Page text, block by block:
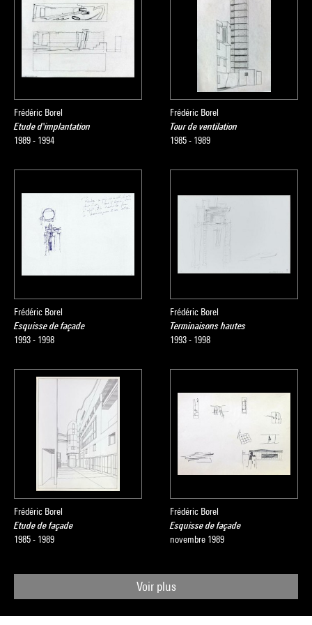
Frédéric Borel
Etude d'implantation
1989 - 1994
Frédéric Borel
Tour de ventilation
1985 - 1989
Frédéric Borel
Esquisse de façade
1993 - 1998
Frédéric Borel
Terminaisons hautes
1993 - 1998
Frédéric Borel
Etude de façade
1985 - 1989
Frédéric Borel
Esquisse de façade
novembre 1989
Voir plus